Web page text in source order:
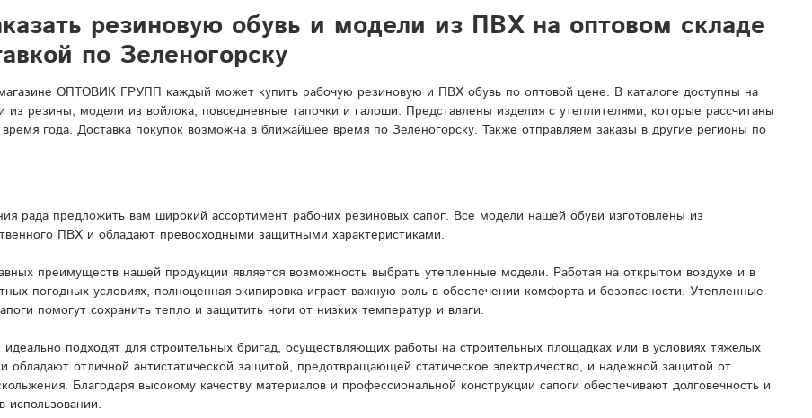
резиновую обувь и модели из ПВХ на оптовом складе
по Зеленогорску
ОПТОВИК ГРУПП каждый может купить рабочую резиновую и ПВХ обувь по оптовой цене. В каталоге доступны на
из резины, модели из войлока, повседневные тапочки и галоши. Представлены изделия с утеплителями, которые рассчитаны
года. Доставка покупок возможна в ближайшее время по Зеленогорску. Также отправляем заказы в другие регионы по
рада предложить вам широкий ассортимент рабочих резиновых сапог. Все модели нашей обуви изготовлены из
ПВХ и обладают превосходными защитными характеристиками.
преимуществ нашей продукции является возможность выбрать утепленные модели. Работая на открытом воздухе и в
погодных условиях, полноценная экипировка играет важную роль в обеспечении комфорта и безопасности. Утепленные
помогут сохранить тепло и защитить ноги от низких температур и влаги.
подходят для строительных бригад, осуществляющих работы на строительных площадках или в условиях тяжелых
обладают отличной антистатической защитой, предотвращающей статическое электричество, и надежной защитой от
Благодаря высокому качеству материалов и профессиональной конструкции сапоги обеспечивают долговечность и
использовании.